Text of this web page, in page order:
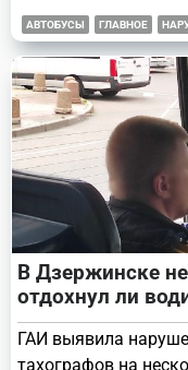
АВТОБУСЫ ГЛАВНОЕ
В Дзержинске
отдохнул ли
ГАИ выявила
тахографов на